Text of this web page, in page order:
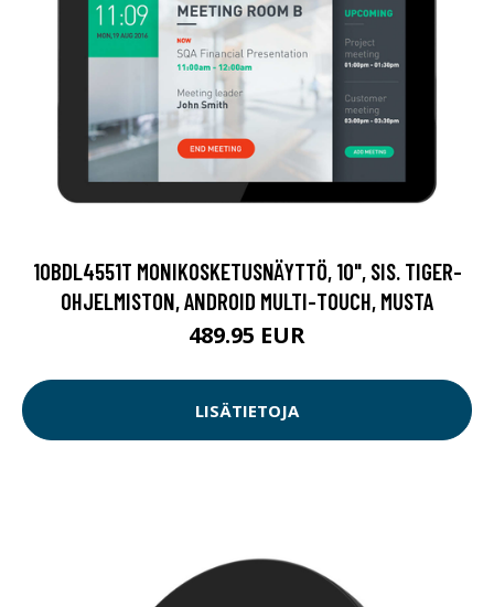
10BDL4551T MONIKOSKETUSNÄYTTÖ, 10", SIS. TIGER-
OHJELMISTON, ANDROID MULTI-TOUCH, MUSTA
489.95 EUR
LISÄTIETOJA